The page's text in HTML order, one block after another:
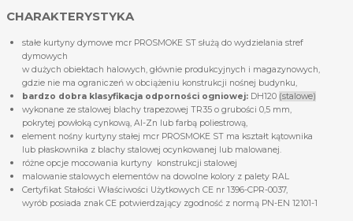
CHARAKTERYSTYKA
stałe kurtyny dymowe mcr PROSMOKE ST służą do wydzielania stref
dymowych
w dużych obiektach halowych, głównie produkcyjnych i magazynowych,
gdzie nie ma ograniczeń w obciążeniu konstrukcji nośnej budynku,
bardzo dobra klasyfikacja odporności ogniowej: DH120 (stalowe)
wykonane ze stalowej blachy trapezowej TR35 o grubości 0,5 mm,
pokrytej powłoką cynkową, Al-Zn lub farbą poliestrową,
element nośny kurtyny stałej mcr PROSMOKE ST ma kształt kątownika
lub płaskownika z blachy stalowej ocynkowanej lub malowanej.
różne opcje mocowania kurtyny konstrukcji stalowej
malowanie stalowych elementów na dowolne kolory z palety RAL
Certyfikat Stałości Właściwości Użytkowych CE nr 1396-CPR-0037,
wyrób posiada znak CE potwierdzający zgodność z normą PN-EN 12101-1